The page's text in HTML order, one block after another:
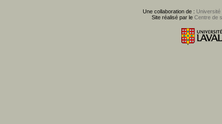
Une collaboration de : Université
Site réalisé par le Centre de